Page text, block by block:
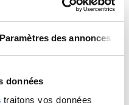
Paramètres des annonces
données
traitons vos données
mes traitements le
de Hodgkin, c'est